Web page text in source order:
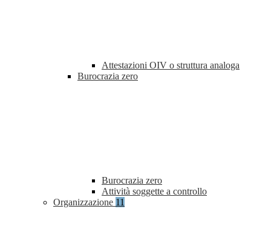
Attestazioni OIV o struttura analoga
Burocrazia zero
Burocrazia zero
Attività soggette a controllo
Organizzazione 11